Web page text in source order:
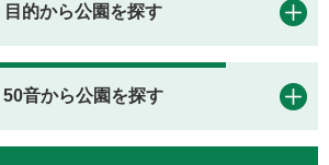
目的から公園を探す
50音から公園を探す